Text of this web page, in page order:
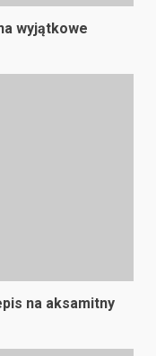
wyjątkowe
na aksamitny